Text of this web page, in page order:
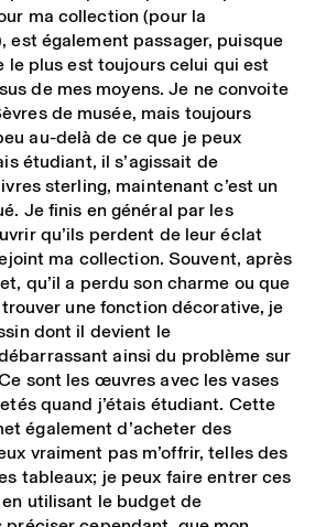
ma collection (pour la
est également passager, puisque
le plus est toujours celui qui est
de mes moyens. Je ne convoite
de musée, mais toujours
au-delà de ce que je peux
étudiant, il s’agissait de
sterling, maintenant c’est un
Je finis en général par les
qu’ils perdent de leur éclat
ma collection. Souvent, après
qu’il a perdu son charme ou que
une fonction décorative, je
dont il devient le
ainsi du problème sur
sont les œuvres avec les vases
quand j’étais étudiant. Cette
également d’acheter des
vraiment pas m’offrir, telles des
tableaux; je peux faire entrer ces
utilisant le budget de